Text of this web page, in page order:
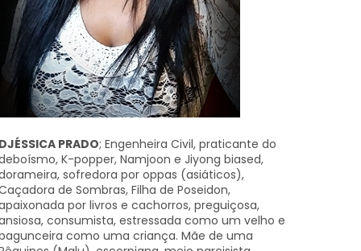
PRADO; Engenheira Civil, praticante do
K-popper, Namjoon e Jiyong biased,
sofredora por oppas (asiáticos),
de Sombras, Filha de Poseidon,
por livros e cachorros, preguiçosa,
consumista, estressada como um velho e
como uma criança. Mãe de uma